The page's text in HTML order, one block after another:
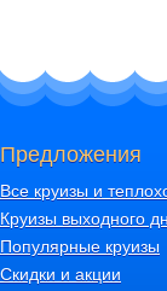
Предложения
Все круизы и
Круизы выходного
Популярные круизы
Скидки и акции